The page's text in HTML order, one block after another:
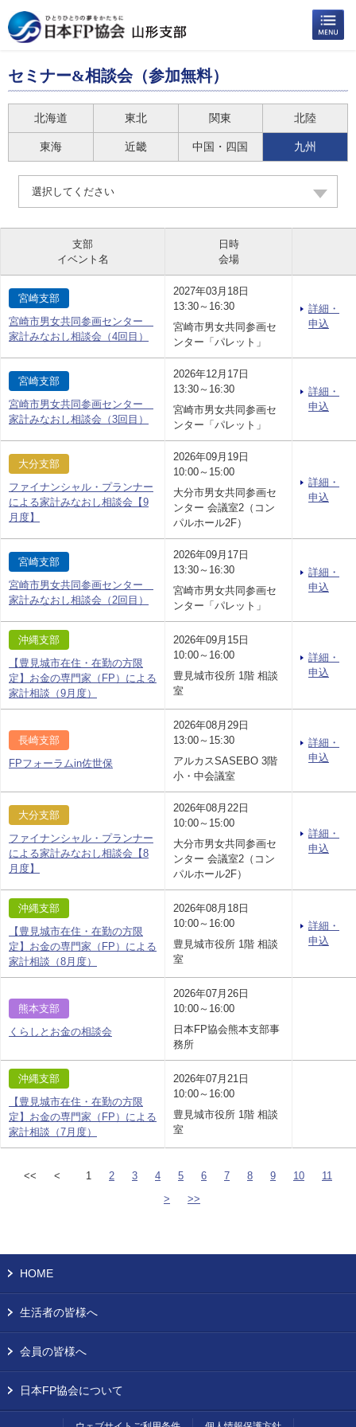
セミナー&相談会（参加無料）
北海道 東北 関東 北陸
東海 近畿 中国・四国 九州
選択してください
支部
イベント名
日時
会場
宮崎支部
宮崎市男女共同参画センター
家計みなおし相談会（4回目）
2027年03月18日
13:30～16:30
宮崎市男女共同参画セ
ンター「パレット」
詳細・
申込
宮崎支部
宮崎市男女共同参画センター
家計みなおし相談会（3回目）
2026年12月17日
13:30～16:30
宮崎市男女共同参画セ
ンター「パレット」
詳細・
申込
大分支部
ファイナンシャル・プランナー
による家計みなおし相談会【9
月度】
2026年09月19日
10:00～15:00
大分市男女共同参画セ
ンター 会議室2（コン
パルホール2F）
詳細・
申込
宮崎支部
宮崎市男女共同参画センター
家計みなおし相談会（2回目）
2026年09月17日
13:30～16:30
宮崎市男女共同参画セ
ンター「パレット」
詳細・
申込
沖縄支部
【豊見城市在住・在勤の方限
定】お金の専門家（FP）による
家計相談（9月度）
2026年09月15日
10:00～16:00
豊見城市役所 1階 相談
室
詳細・
申込
長崎支部
FPフォーラムin佐世保
2026年08月29日
13:00～15:30
アルカスSASEBO 3階
小・中会議室
詳細・
申込
大分支部
ファイナンシャル・プランナー
による家計みなおし相談会【8
月度】
2026年08月22日
10:00～15:00
大分市男女共同参画セ
ンター 会議室2（コン
パルホール2F）
詳細・
申込
沖縄支部
【豊見城市在住・在勤の方限
定】お金の専門家（FP）による
家計相談（8月度）
2026年08月18日
10:00～16:00
豊見城市役所 1階 相談
室
詳細・
申込
熊本支部
くらしとお金の相談会
2026年07月26日
10:00～16:00
日本FP協会熊本支部事
務所
沖縄支部
【豊見城市在住・在勤の方限
定】お金の専門家（FP）による
家計相談（7月度）
2026年07月21日
10:00～16:00
豊見城市役所 1階 相談
室
<< < 1 2 3 4 5 6 7 8 9 10
11
>
>>
HOME
生活者の皆様へ
会員の皆様へ
日本FP協会について